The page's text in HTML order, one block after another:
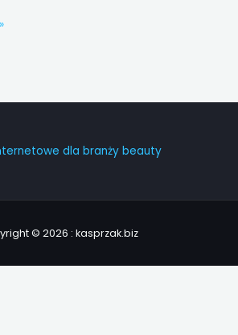
dla branży beauty
© 2026 : kasprzak.biz